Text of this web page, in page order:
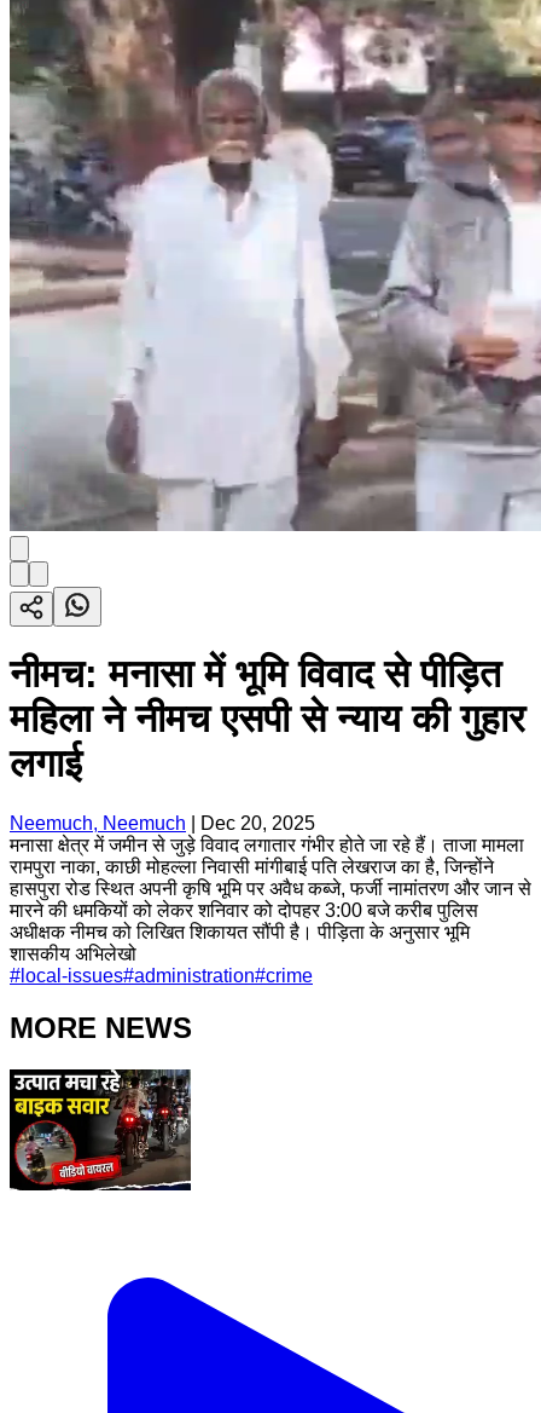
नीमच: मनासा में भूमि विवाद से पीड़ित
महिला ने नीमच एसपी से न्याय की गुहार
लगाई
Neemuch, Neemuch
Dec 20, 2025
मनासा क्षेत्र में जमीन से जुड़े विवाद लगातार गंभीर होते जा रहे हैं। ताजा मामला
रामपुरा नाका, काछी मोहल्ला निवासी मांगीबाई पति लेखराज का है, जिन्होंने
हासपुरा रोड स्थित अपनी कृषि भूमि पर अवैध कब्जे, फर्जी नामांतरण और जान से
मारने की धमकियों को लेकर शनिवार को दोपहर 3:00 बजे करीब पुलिस
अधीक्षक नीमच को लिखित शिकायत सौंपी है। पीड़िता के अनुसार भूमि
शासकीय अभिलेखो
# local-issues#administration#crime
MORE NEWS